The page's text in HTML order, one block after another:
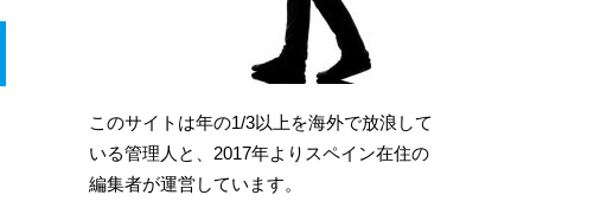
このサイトは年の1/3以上を海外で放浪して
いる管理人と、2017年よりスペイン在住の
編集者が運営しています。